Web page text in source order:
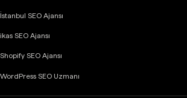
İstanbul SEO Ajansı
ikas SEO Ajansı
Shopify SEO Ajansı
WordPress SEO Uzmanı